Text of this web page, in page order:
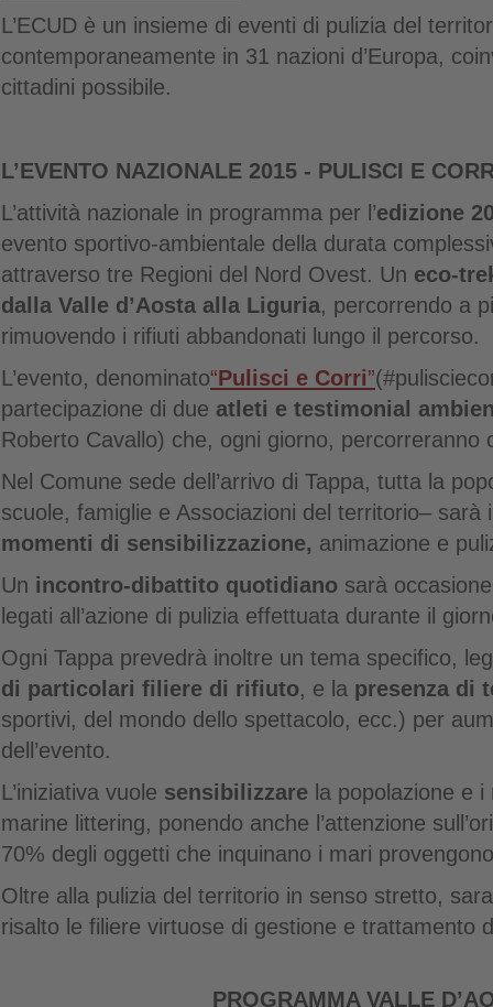
L’ECUD è un insieme di eventi di pulizia del
contemporaneamente in 31 nazioni d’Europa,
cittadini possibile.
L’EVENTO NAZIONALE 2015 - PULISCI E
L’attività nazionale in programma per l’edizione
evento sportivo-ambientale della durata
attraverso tre Regioni del Nord Ovest. Un eco-
dalla Valle d’Aosta alla Liguria, percorrendo a
rimuovendo i rifiuti abbandonati lungo il percorso.
L’evento, denominato“Pulisci e Corri”
partecipazione di due atleti e testimonial
Roberto Cavallo) che, ogni giorno, percorreranno
Nel Comune sede dell’arrivo di Tappa, tutta la
scuole, famiglie e Associazioni del territorio– sarà
momenti di sensibilizzazione, animazione e
Un incontro-dibattito quotidiano sarà
legati all’azione di pulizia effettuata durante il
Ogni Tappa prevedrà inoltre un tema specifico,
di particolari filiere di rifiuto, e la presenza di
sportivi, del mondo dello spettacolo, ecc.) per
dell’evento.
L’iniziativa vuole sensibilizzare la popolazione e
marine littering, ponendo anche l’attenzione
70% degli oggetti che inquinano i mari
Oltre alla pulizia del territorio in senso stretto,
risalto le filiere virtuose di gestione e trattamento
PROGRAMMA VALLE